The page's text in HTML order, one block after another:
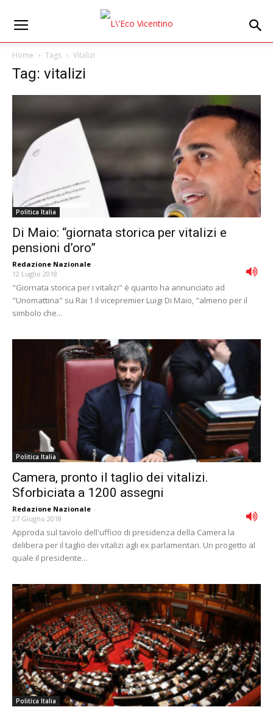
Home Tags Vitalizi
Tag: vitalizi
Politica Italia
Di Maio: “giornata storica per vitalizi e
pensioni d’oro”
Redazione Nazionale -
12 Luglio 2018
"Giornata storica per i vitalizi" è quanto ha annunciato ad
"Unomattina" su Rai 1 il vicepremier Luigi Di Maio, "almeno per il
simbolo che...
Politica Italia
Camera, pronto il taglio dei vitalizi.
Sforbiciata a 1200 assegni
Redazione Nazionale -
27 Giugno 2018
Approda sul tavolo dell'ufficio di presidenza della Camera la
delibera per il taglio dei vitalizi agli ex parlamentari. Un progetto al
quale il presidente...
Politica Italia